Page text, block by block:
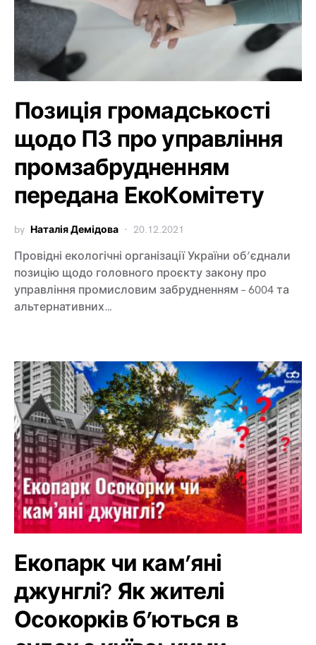
Позиція громадськості
щодо ПЗ про управління
промзабрудненням
передана ЕкоКомітету
by Наталія Демідова 20.12.2021
Провідні екологічні організації України об’єднали
позицію щодо головного проєкту закону про
управління промисловим забрудненням – 6004 та
альтернативних…
Екопарк чи кам’яні
джунглі? Як жителі
Осокорків б’ються в